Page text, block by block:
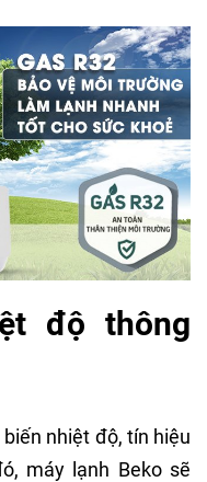
độ thông
nhiệt độ, tín hiệu
máy lạnh Beko sẽ